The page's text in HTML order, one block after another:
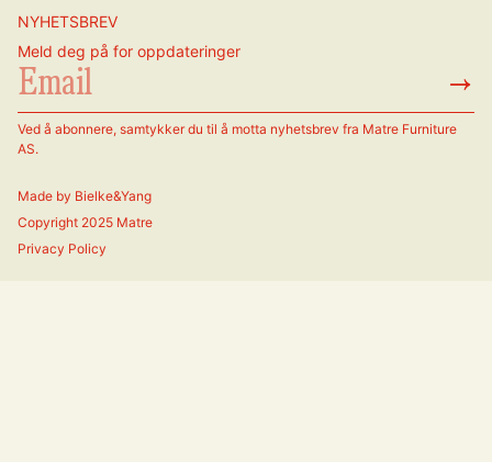
NYHETSBREV
Meld deg på for oppdateringer
→
Made by Bielke&Yang
Privacy Policy
Copyright 2025 Matre
Ved å abonnere, samtykker du til å motta nyhetsbrev fra Matre Furniture
AS.